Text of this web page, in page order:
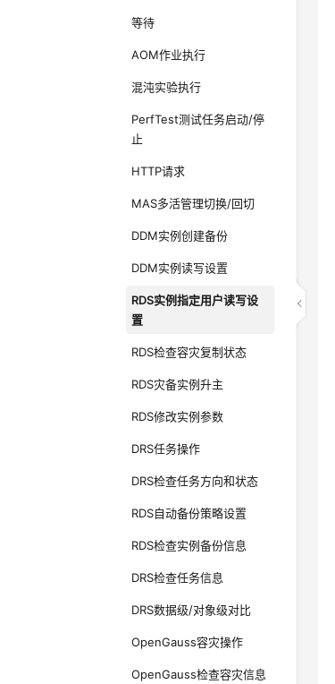
等待
AOM作业执行
混沌实验执行
PerfTest测试任务启动/停
止
HTTP请求
MAS多活管理切换/回切
DDM实例创建备份
DDM实例读写设置
RDS实例指定用户读写设
置
RDS检查容灾复制状态
RDS灾备实例升主
RDS修改实例参数
DRS任务操作
DRS检查任务方向和状态
RDS自动备份策略设置
RDS检查实例备份信息
DRS检查任务信息
DRS数据级/对象级对比
OpenGauss容灾操作
OpenGauss检查容灾信息